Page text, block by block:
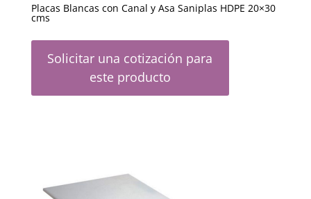
Placas Blancas con Canal y Asa Saniplas HDPE 20×30
cms
Solicitar una cotización para
este producto